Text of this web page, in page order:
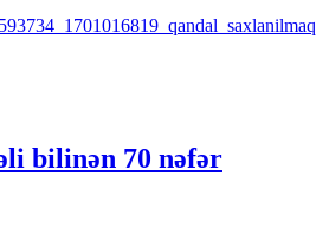
bilinən 70 nəfər